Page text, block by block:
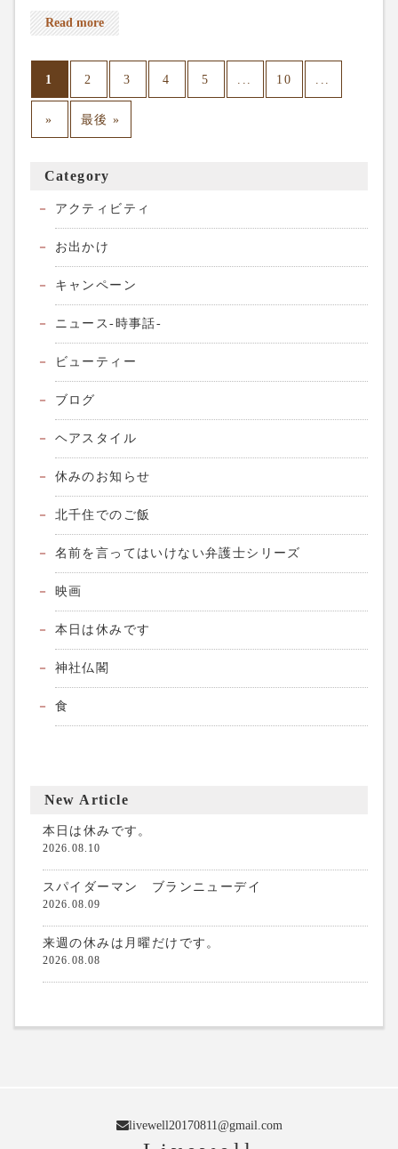
い。 平日は比較的空いている所があります。 ネット予
5284-8672 よろしくお願いします。
Read more
1 2 3 4 5 10
» 最後 »
Category
アクティビティ
お出かけ
キャンペーン
ニュース-時事話-
ビューティー
ブログ
ヘアスタイル
休みのお知らせ
北千住でのご飯
名前を言ってはいけない弁護士シリーズ
映画
本日は休みです
神社仏閣
食
New Article
本日は休みです。
2026.08.10
スパイダーマン ブランニューデイ
2026.08.09
来週の休みは月曜だけです。
2026.08.08
livewell20170811@gmail.com